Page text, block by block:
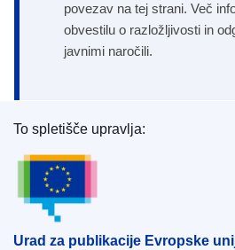
povezav na tej strani. Več
obvestilu o razložljivosti in
javnimi naročili.
Urad za publikacije
To spletišče upravlja:
Urad za publikacije Evropske